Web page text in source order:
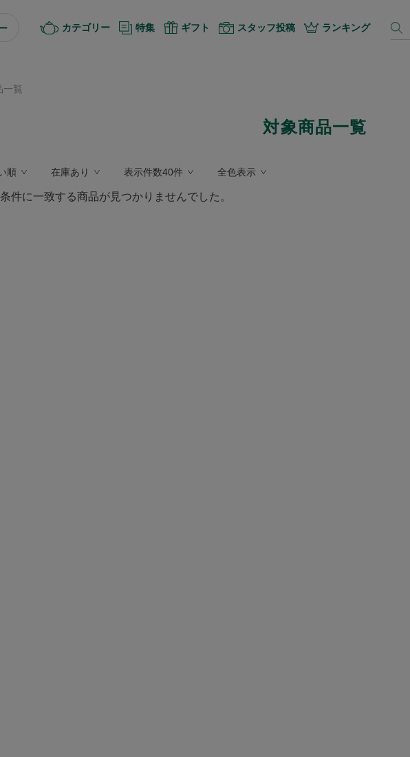
カテゴリー 特集 ギフト スタッフ投稿 ランキング
一覧
対象商品一覧
順 在庫あり 表示件数40件 全色表示
件に一致する商品が見つかりませんでした。